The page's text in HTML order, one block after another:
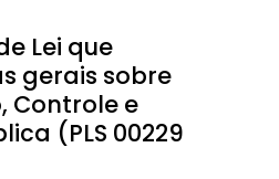
Lei que
gerais sobre
Controle e
(PLS 00229